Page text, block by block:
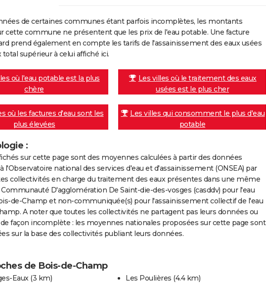
de certaines communes étant parfois incomplètes, les montants
cette commune ne présentent que les prix de l'eau potable. Une facture
prend également en compte les tarifs de l'assainissement des eaux usées
supérieur à celui affiché ici.
où l'eau potable est la plus
chère
Les villes où le traitement des eaux
usées est le plus cher
où les factures d'eau sont les
plus élevées
Les villes qui consomment le plus d'eau
potable
:
sur cette page sont des moyennes calculées à partir des données
l'Observatoire national des services d'eau et d'assainissement (ONSEA) par
collectivités en charge du traitement des eaux présentes dans une même
D'agglomération De Saint-die-des-vosges (casddv) pour l'eau
de-Champ et non-communiquée(s) pour l'assainissement collectif de l'eau
A noter que toutes les collectivités ne partagent pas leurs données ou
façon incomplète : les moyennes nationales proposées sur cette page sont
sur la base des collectivités publiant leurs données.
de Bois-de-Champ
Eaux (3 km)
Les Poulières (4.4 km)